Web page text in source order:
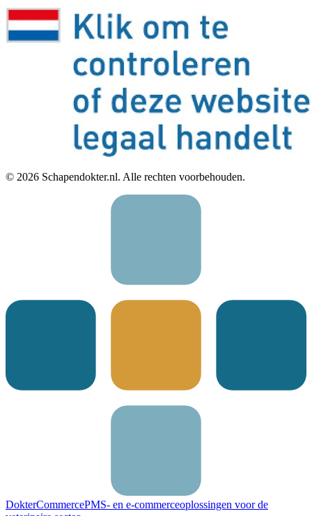
© 2026 Schapendokter.nl. Alle rechten voorbehouden.
DokterCommercePMS- en e-commerceoplossingen voor de